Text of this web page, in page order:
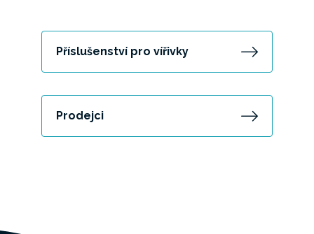
Příslušenství pro vířivky
Prodejci